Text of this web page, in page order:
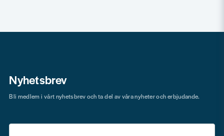
Nyhetsbrev
Bli medlem i vårt nyhetsbrev och ta del av våra nyheter och erbjudande.